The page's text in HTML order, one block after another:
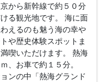
から新幹線で約５０分
る観光地です。 海に面
えるのも魅う海の幸や
や歴史体験スポットま
喫いただけます。 熱海
、お車で約１５分。
ンの中「熱海グランド